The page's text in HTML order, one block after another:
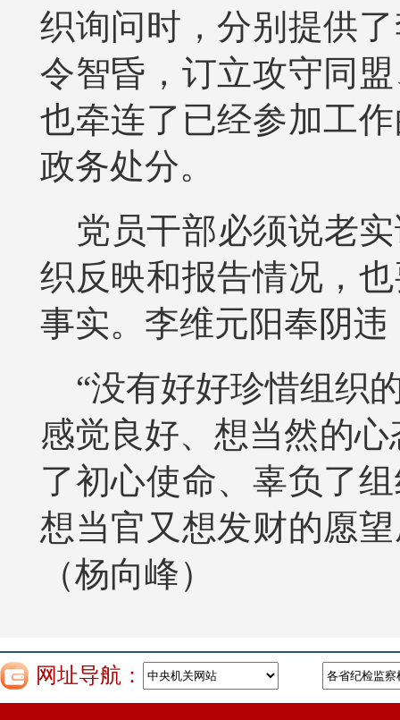
织询问时，分别提供
令智昏，订立攻守同
也牵连了已经参加工
政务处分。
党员干部必须说老
织反映和报告情况，
事实。李维元阳奉阴
“没有好好珍惜组织
感觉良好、想当然的
了初心使命、辜负了
想当官又想发财的愿
（杨向峰）
网址导航：